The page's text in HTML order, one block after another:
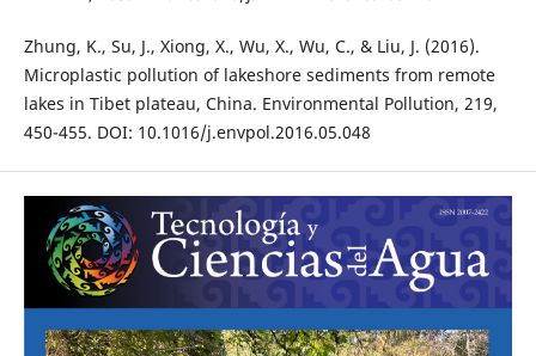
Zhung, K., Su, J., Xiong, X., Wu, X., Wu, C., & Liu, J. (2016).
Microplastic pollution of lakeshore sediments from remote
lakes in Tibet plateau, China. Environmental Pollution, 219,
450-455. DOI: 10.1016/j.envpol.2016.05.048